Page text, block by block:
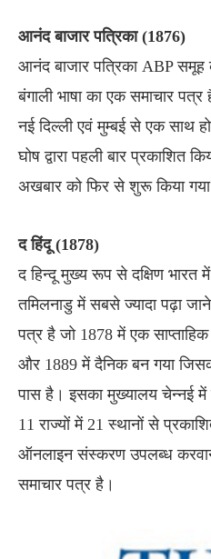
आनंद बाजार पत्रिका (1876)
आनंद बाजार पत्रिका ABP समूह
बंगाली भाषा का एक समाचार
नई दिल्ली एवं मुम्बई से एक साथ
घोष द्वारा पहली बार प्रकाशित
अखबार को फिर से शुरू किया गया
द हिंदू (1878)
द हिन्दू मुख्य रूप से दक्षिण भारत
तमिलनाडु में सबसे ज्यादा पढ़ा
पत्र है जो 1878 में एक
और 1889 में दैनिक बन गया
पास है। इसका मुख्यालय चेन्नई में
11 राज्यों में 21 स्थानों से
ऑनलाइन संस्करण उपलब्ध करवाने
समाचार पत्र है।